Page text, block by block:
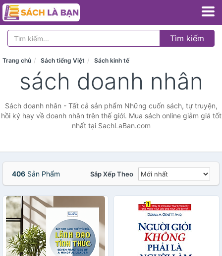
Tìm kiếm
Trang chủ Sách tiếng Việt Sách kinh tế
sách doanh nhân
Sách doanh nhân - Tất cả sản phẩm Những cuốn sách, tự truyện,
hồi ký hay về doanh nhân trên thế giới. Mua sách online giảm giá tốt
nhất tại SachLaBan.com
406 Sản Phẩm Sắp Xếp Theo